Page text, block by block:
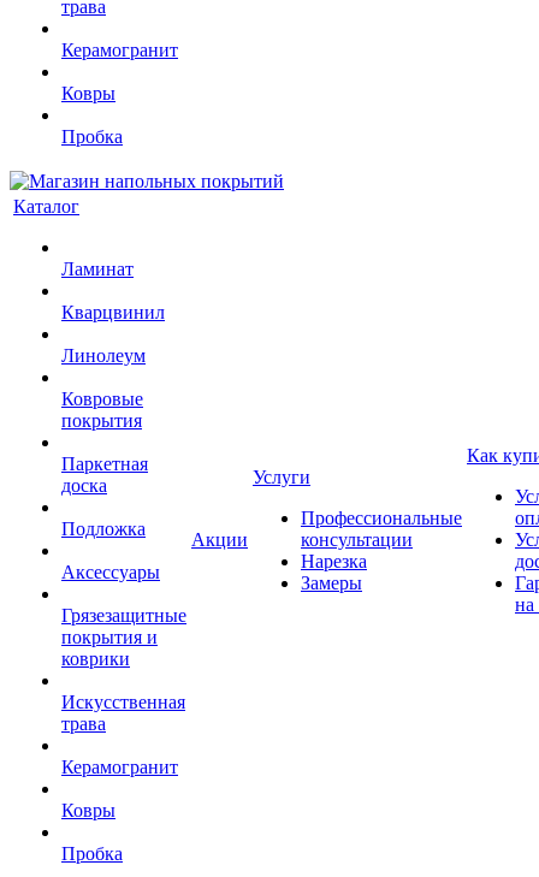
трава
Керамогранит
Ковры
Пробка
Каталог
Ламинат
Кварцвинил
Линолеум
Ковровые
покрытия
Паркетная
доска
Подложка
Аксессуары
Грязезащитные
покрытия и
коврики
Искусственная
трава
Керамогранит
Ковры
Пробка
Акции
Услуги
Профессиональные
консультации
Нарезка
Замеры
Как
на